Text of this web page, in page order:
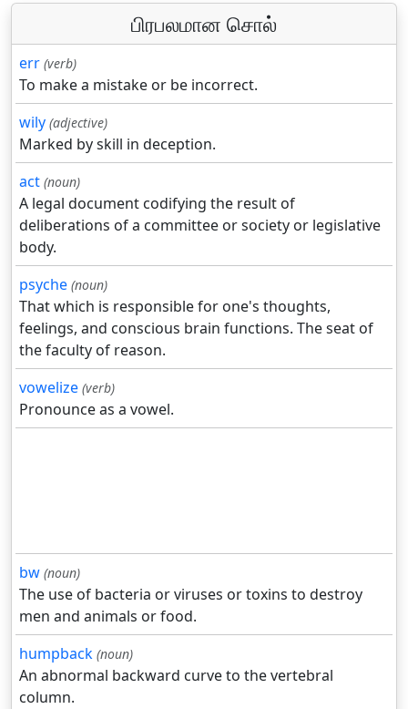
பிரபலமான சொல்
err (verb)
To make a mistake or be incorrect.
wily (adjective)
Marked by skill in deception.
act (noun)
A legal document codifying the result of
deliberations of a committee or society or legislative
body.
psyche (noun)
That which is responsible for one's thoughts,
feelings, and conscious brain functions. The seat of
the faculty of reason.
vowelize (verb)
Pronounce as a vowel.
bw (noun)
The use of bacteria or viruses or toxins to destroy
men and animals or food.
humpback (noun)
An abnormal backward curve to the vertebral
column.